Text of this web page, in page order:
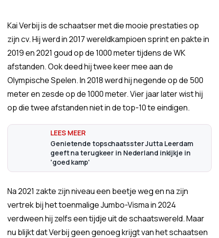
Kai Verbij is de schaatser met die mooie prestaties op
zijn cv. Hij werd in 2017 wereldkampioen sprint en pakte in
2019 en 2021 goud op de 1000 meter tijdens de WK
afstanden. Ook deed hij twee keer mee aan de
Olympische Spelen. In 2018 werd hij negende op de 500
meter en zesde op de 1000 meter. Vier jaar later wist hij
op die twee afstanden niet in de top-10 te eindigen.
Genietende topschaatsster Jutta Leerdam
geeft na terugkeer in Nederland inkijkje in
'goed kamp'
Na 2021 zakte zijn niveau een beetje weg en na zijn
vertrek bij het toenmalige Jumbo-Visma in 2024
verdween hij zelfs een tijdje uit de schaatswereld. Maar
nu blijkt dat Verbij geen genoeg krijgt van het schaatsen